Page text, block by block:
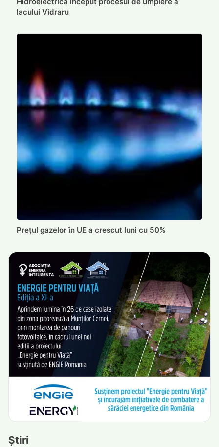
lacului Vidraru
Prețul gazelor în UE a crescut luni cu 50%
Știri